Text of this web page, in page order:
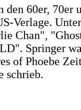
den 60er, 70er
Verlage.
Chan",
Springer
of Phoebe
schrieb.